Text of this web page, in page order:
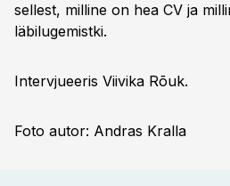
sellest, milline on hea CV ja
läbilugemistki.
Intervjueeris Viivika Rõuk.
Foto autor: Andras Kralla